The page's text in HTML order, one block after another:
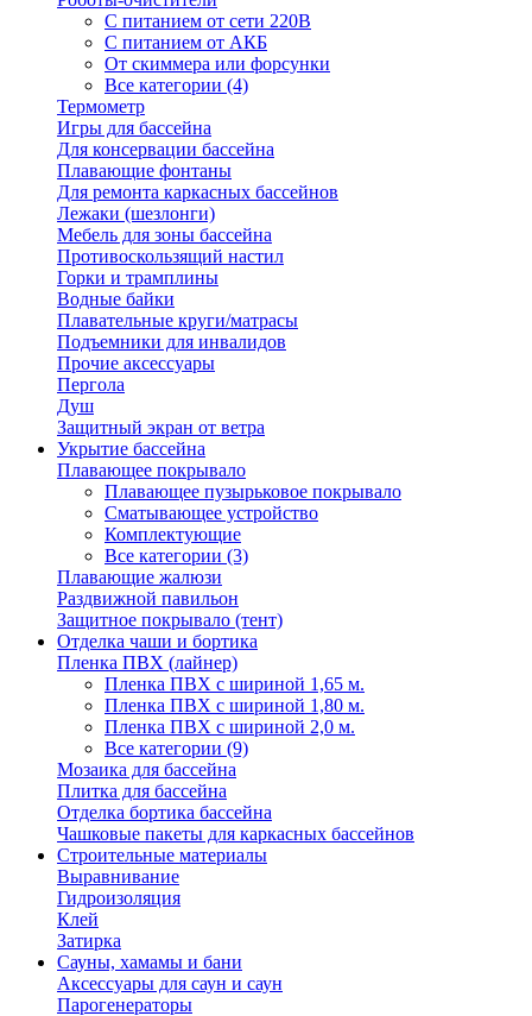
С питанием от сети 220В
С питанием от АКБ
От скиммера или форсунки
Все категории (4)
Термометр
Игры для бассейна
Для консервации бассейна
Плавающие фонтаны
Для ремонта каркасных бассейнов
Лежаки (шезлонги)
Мебель для зоны бассейна
Противоскользящий настил
Горки и трамплины
Водные байки
Плавательные круги/матрасы
Подъемники для инвалидов
Прочие аксессуары
Пергола
Душ
Защитный экран от ветра
Укрытие бассейна
Плавающее покрывало
Плавающее пузырьковое покрывало
Сматывающее устройство
Комплектующие
Все категории (3)
Плавающие жалюзи
Раздвижной павильон
Защитное покрывало (тент)
Отделка чаши и бортика
Пленка ПВХ (лайнер)
Пленка ПВХ с шириной 1,65 м.
Пленка ПВХ с шириной 1,80 м.
Пленка ПВХ с шириной 2,0 м.
Все категории (9)
Мозаика для бассейна
Плитка для бассейна
Отделка бортика бассейна
Чашковые пакеты для каркасных бассейнов
Строительные материалы
Выравнивание
Гидроизоляция
Клей
Затирка
Сауны, хамамы и бани
Аксессуары для саун и саун
Парогенераторы